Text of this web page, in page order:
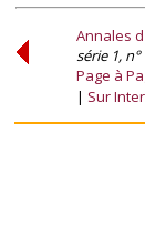
Annales
série 1,
Page à
Sur